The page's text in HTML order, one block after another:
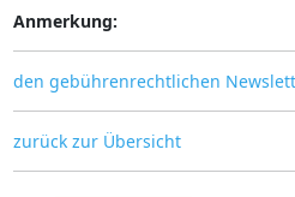
Anmerkung:
den gebührenrechtlichen
zurück zur Übersicht